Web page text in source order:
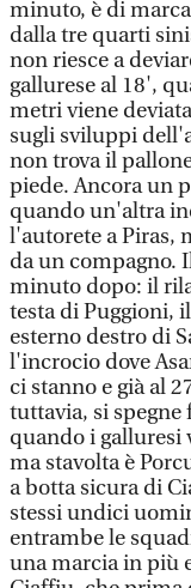
minuto, è di
dalla tre quarti
non riesce a
gallurese al 18',
metri viene
sugli sviluppi
non trova il
piede. Ancora un
quando un'altra
l'autorete a Piras,
da un compagno.
minuto dopo: il
testa di Puggioni,
esterno destro di
l'incrocio dove
ci stanno e già al
tuttavia, si
quando i galluresi
ma stavolta è
a botta sicura di
stessi undici
entrambe le
una marcia in più